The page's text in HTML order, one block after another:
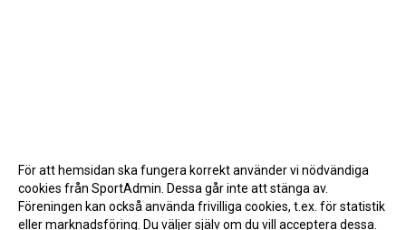
För att hemsidan ska fungera korrekt använder vi nödvändiga
cookies från SportAdmin. Dessa går inte att stänga av.
Föreningen kan också använda frivilliga cookies, t.ex. för statistik
eller marknadsföring. Du väljer själv om du vill acceptera dessa.